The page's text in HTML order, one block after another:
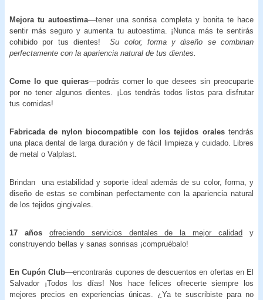
Mejora tu autoestima—tener una sonrisa completa y bonita te hace
sentir más seguro y aumenta tu autoestima. ¡Nunca más te sentirás
cohibido por tus dientes!Su color, forma y diseño se combinan
perfectamente con la apariencia natural de tus dientes.
Come lo que quieras—podrás comer lo que desees sin preocuparte
por no tener algunos dientes. ¡Los tendrás todos listos para disfrutar
tus comidas!
Fabricada de nylon biocompatible con los tejidos oralestendrás
una placa dental de larga duración y de fácil limpieza y cuidado. Libres
de metal o Valplast.
Brindan una estabilidad y soporte ideal además de su color, forma, y
diseño de estas se combinan perfectamente con la apariencia natural
de los tejidos gingivales.
17 años ofreciendo servicios dentales de la mejor calidad y
construyendo bellas y sanas sonrisas ¡compruébalo!
En Cupón Club—encontrarás cupones de descuentos en ofertas en El
Salvador ¡Todos los días! Nos hace felices ofrecerte siempre los
mejores precios en experiencias únicas. ¿Ya te suscribiste para no